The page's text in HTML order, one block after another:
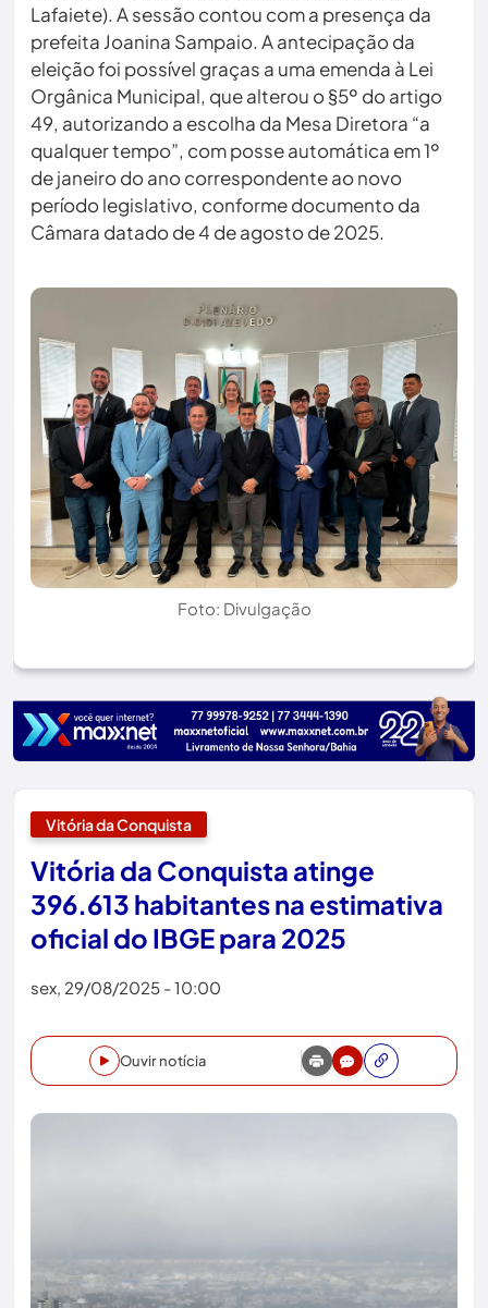
Lafaiete). A sessão contou com a presença da
prefeita Joanina Sampaio. A antecipação da
eleição foi possível graças a uma emenda à Lei
Orgânica Municipal, que alterou o §5º do artigo
49, autorizando a escolha da Mesa Diretora “a
qualquer tempo”, com posse automática em 1º
de janeiro do ano correspondente ao novo
período legislativo, conforme documento da
Câmara datado de 4 de agosto de 2025.
Foto: Divulgação
Vitória da Conquista
Vitória da Conquista atinge
396.613 habitantes na estimativa
oficial do IBGE para 2025
sex, 29/08/2025 - 10:00
Ouvir notícia